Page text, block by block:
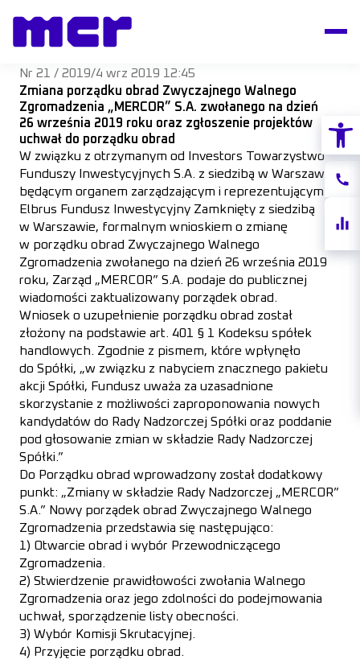
akcji
Nr 21 / 2019/4 wrz 2019 12:45
Zmiana porządku obrad Zwyczajnego Walnego
Zgromadzenia „MERCOR” S.A. zwołanego na dzień
26 września 2019 roku oraz zgłoszenie projektów
uchwał do porządku obrad
W związku z otrzymanym od Investors Towarzystwo
Funduszy Inwestycyjnych S.A. z siedzibą w Warszawie,
będącym organem zarządzającym i reprezentującym
Elbrus Fundusz Inwestycyjny Zamknięty z siedzibą
w Warszawie, formalnym wnioskiem o zmianę
w porządku obrad Zwyczajnego Walnego
Zgromadzenia zwołanego na dzień 26 września 2019
roku, Zarząd „MERCOR” S.A. podaje do publicznej
wiadomości zaktualizowany porządek obrad.
Wniosek o uzupełnienie porządku obrad został
złożony na podstawie art. 401 § 1 Kodeksu spółek
handlowych. Zgodnie z pismem, które wpłynęło
do Spółki, „w związku z nabyciem znacznego pakietu
akcji Spółki, Fundusz uważa za uzasadnione
skorzystanie z możliwości zaproponowania nowych
kandydatów do Rady Nadzorczej Spółki oraz poddanie
pod głosowanie zmian w składzie Rady Nadzorczej
Spółki.”
Do Porządku obrad wprowadzony został dodatkowy
punkt: „Zmiany w składzie Rady Nadzorczej „MERCOR”
S.A.” Nowy porządek obrad Zwyczajnego Walnego
Zgromadzenia przedstawia się następująco:
1) Otwarcie obrad i wybór Przewodniczącego
Zgromadzenia.
2) Stwierdzenie prawidłowości zwołania Walnego
Zgromadzenia oraz jego zdolności do podejmowania
uchwał, sporządzenie listy obecności.
3) Wybór Komisji Skrutacyjnej.
4) Przyjęcie porządku obrad.